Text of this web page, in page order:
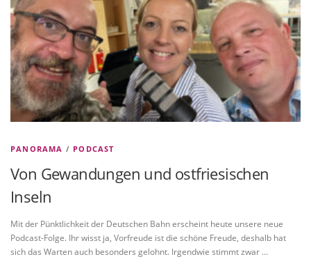
PANORAMA / PODCAST
Von Gewandungen und ostfriesischen
Inseln
Mit der Pünktlichkeit der Deutschen Bahn erscheint heute unsere neue
Podcast-Folge. Ihr wisst ja, Vorfreude ist die schöne Freude, deshalb hat
sich das Warten auch besonders gelohnt. Irgendwie stimmt zwar …